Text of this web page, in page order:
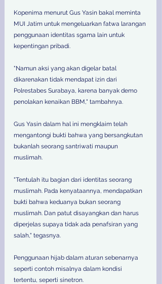
Kopenima menurut Gus Yasin bakal meminta
MUI Jatim untuk mengeluarkan fatwa larangan
penggunaan identitas sgama lain untuk
kepentingan pribadi.
"Namun aksi yang akan digelar batal
dikarenakan tidak mendapat izin dari
Polrestabes Surabaya, karena banyak demo
penolakan kenaikan BBM," tambahnya.
Gus Yasin dalam hal ini mengklaim telah
mengantongi bukti bahwa yang bersangkutan
bukanlah seorang santriwati maupun
muslimah.
"Tentulah itu bagian dari identitas seorang
muslimah. Pada kenyataannya, mendapatkan
bukti bahwa keduanya bukan seorang
muslimah. Dan patut disayangkan dan harus
diperjelas supaya tidak ada penafsiran yang
salah," tegasnya.
Penggunaan hijab dalam aturan sebenarnya
seperti contoh misalnya dalam kondisi
tertentu, seperti sinetron.